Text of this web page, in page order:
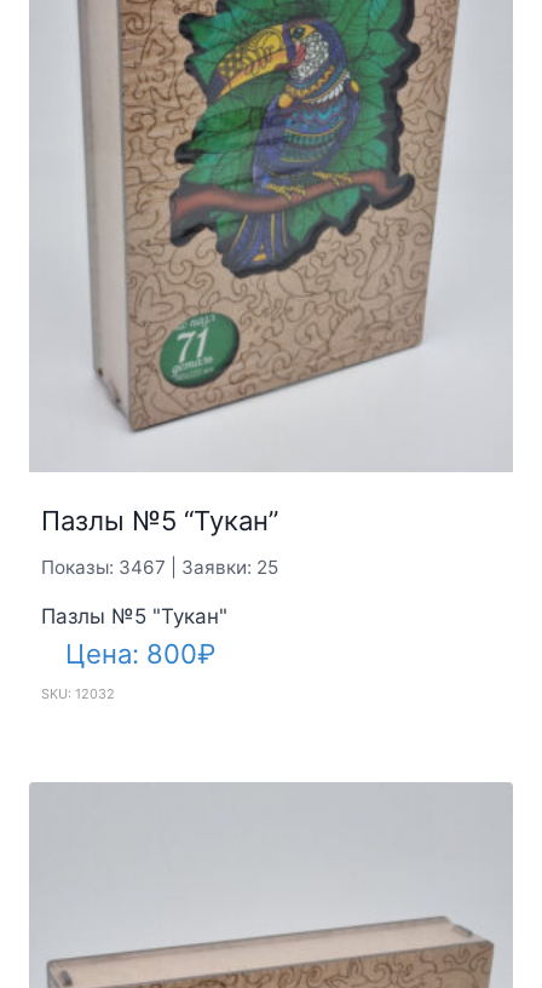
Пазлы №5 “Тукан”
Показы: 3467 | Заявки: 25
Пазлы №5 "Тукан"
Цена: 800₽
SKU: 12032